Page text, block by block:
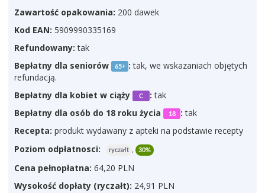
Zawartość opakowania: 200 dawek
Kod EAN: 5909990335169
Refundowany: tak
Bepłatny dla seniorów
65+ : tak, we wskazaniach objętych
refundacją.
Bepłatny dla kobiet w ciąży
C : tak
Bepłatny dla osób do 18 roku życia
18 : tak
Recepta: produkt wydawany z apteki na podstawie recepty
Poziom odpłatnosci:
ryczałt 30%
Cena pełnopłatna: 64,20 PLN
Wysokość dopłaty (ryczałt): 24,91 PLN